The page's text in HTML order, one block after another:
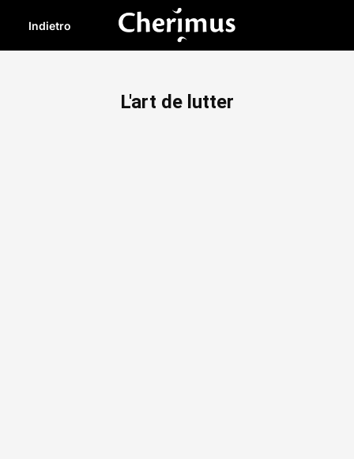
Indietro
L'art de lutter